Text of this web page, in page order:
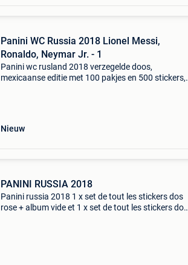
Panini WC Russia 2018 Lionel Messi,
Ronaldo, Neymar Jr. - 1
Panini wc rusland 2018 verzegelde doos,
mexicaanse editie met 100 pakjes en 500 stickers,
Nieuw
PANINI RUSSIA 2018
Panini russia 2018 1 x set de tout les stickers dos
rose + album vide et 1 x set de tout les stickers dos